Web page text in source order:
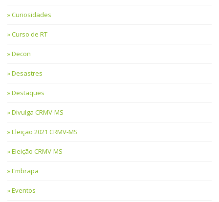
Curiosidades
Curso de RT
Decon
Desastres
Destaques
Divulga CRMV-MS
Eleição 2021 CRMV-MS
Eleição CRMV-MS
Embrapa
Eventos